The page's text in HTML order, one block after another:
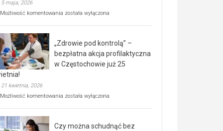
5 maja, 2026
Możliwość komentowania Rusza
rehabilitacji
dla
seniorów!
została wyłączona
„Zdrowie pod kontrolą” –
bezpłatna akcja profilaktyczna
w Częstochowie już 25
21 kwietnia, 2026
Możliwość komentowania „Zdrowie
bezpłatna
została wyłączona
Czy można schudnąć bez